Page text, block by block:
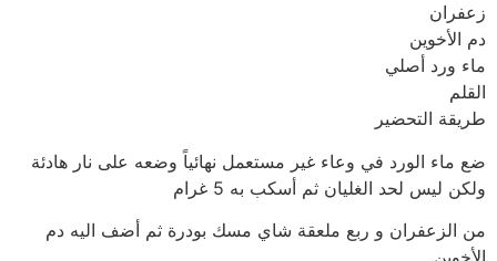
زعفران
دم الأخوين
ماء ورد أصلي
القلم
طريقة التحضير
ضع ماء الورد في وعاء غير مستعمل نهائياً وضعه على نار هادئة
ولكن ليس لحد الغليان ثم أسكب به 5 غرام
من الزعفران و ربع ملعقة شاي مسك بودرة ثم أضف اليه دم